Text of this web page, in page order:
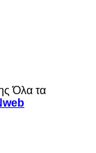
Όλα τα